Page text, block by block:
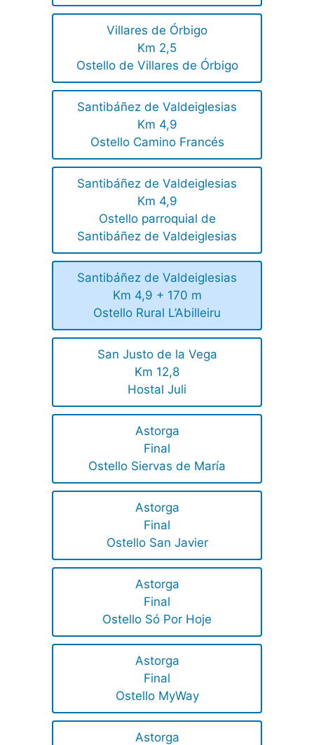
Villares de Órbigo
Km 2,5
Ostello de Villares de Órbigo
Santibáñez de Valdeiglesias
Km 4,9
Ostello Camino Francés
Santibáñez de Valdeiglesias
Km 4,9
Ostello parroquial de
Santibáñez de Valdeiglesias
Santibáñez de Valdeiglesias
Km 4,9 + 170 m
Ostello Rural L’Abilleiru
San Justo de la Vega
Km 12,8
Hostal Juli
Astorga
Final
Ostello Siervas de María
Astorga
Final
Ostello San Javier
Astorga
Final
Ostello Só Por Hoje
Astorga
Final
Ostello MyWay
Astorga